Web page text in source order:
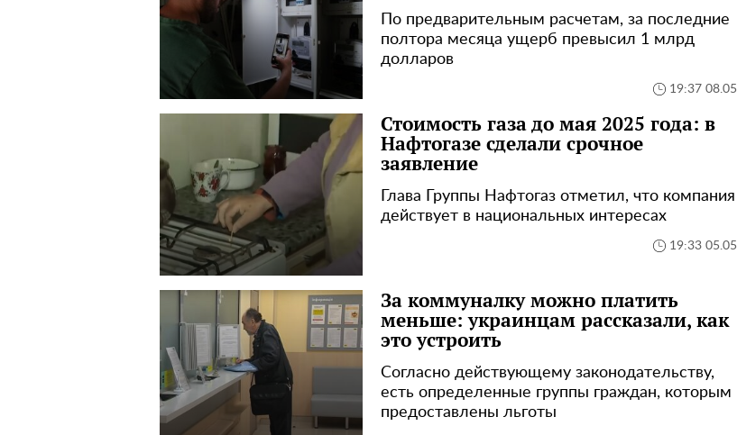
По предварительным расчетам, за последние
полтора месяца ущерб превысил 1 млрд
долларов
19:37 08.05
Стоимость газа до мая 2025 года: в
Нафтогазе сделали срочное
заявление
Глава Группы Нафтогаз отметил, что компания
действует в национальных интересах
19:33 05.05
За коммуналку можно платить
меньше: украинцам рассказали, как
это устроить
Согласно действующему законодательству,
есть определенные группы граждан, которым
предоставлены льготы